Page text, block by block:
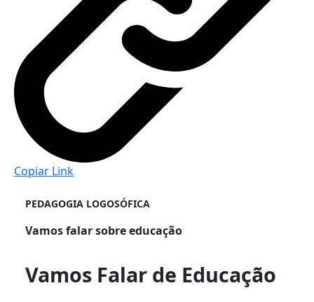
Copiar Link
PEDAGOGIA LOGOSÓFICA
Vamos falar sobre educação
Vamos Falar de Educação